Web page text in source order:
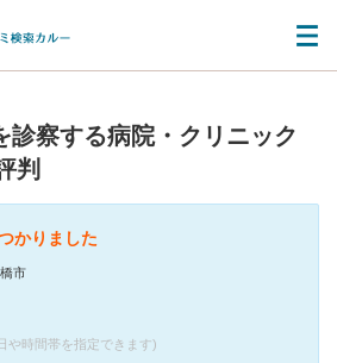
診察する病院・クリニック
判
かりました
市
や時間帯を指定できます)